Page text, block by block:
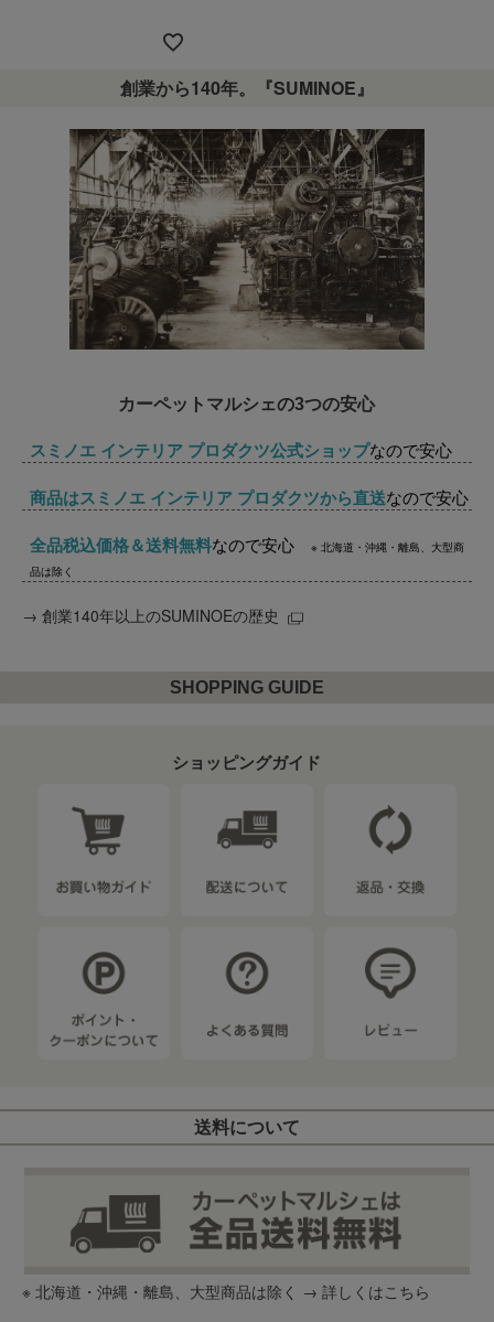
創業から140年。『SUMINOE』
カーペットマルシェの3つの安心
スミノエ インテリア プロダクツ公式ショップなので安心
商品はスミノエ インテリア プロダクツから直送なので安心
全品税込価格＆送料無料なので安心※ 北海道・沖縄・離島、大型商
品は除く
→ 創業140年以上のSUMINOEの歴史
SHOPPING GUIDE
ショッピングガイド
送料について
※ 北海道・沖縄・離島、大型商品は除く → 詳しくはこちら